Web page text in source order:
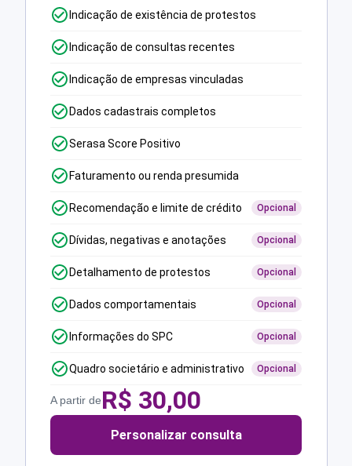
Indicação de existência de protestos
Indicação de consultas recentes
Indicação de empresas vinculadas
Dados cadastrais completos
Serasa Score Positivo
Faturamento ou renda presumida
Recomendação e limite de crédito Opcional
Dívidas, negativas e anotações Opcional
Detalhamento de protestos Opcional
Dados comportamentais Opcional
Informações do SPC Opcional
Quadro societário e administrativo Opcional
A partir deR$ 30,00
Personalizar consulta